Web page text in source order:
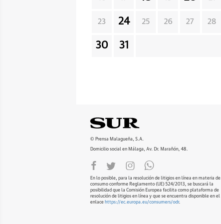
23 24 25 26 27 28
30 31
© Prensa Malagueña, S.A.
Domicilio social en Málaga, Av. Dr. Marañón, 48.
En lo posible, para la resolución de litigios en línea en materia de
consumo conforme Reglamento (UE) 524/2013, se buscará la
posibilidad que la Comisión Europea facilita como plataforma de
resolución de litigios en línea y que se encuentra disponible en el
enlace https://ec.europa.eu/consumers/odr.